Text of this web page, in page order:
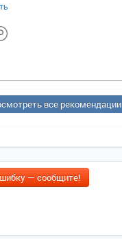
все рекомендации
— сообщите!